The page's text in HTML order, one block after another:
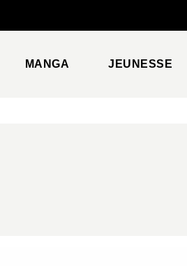
MANGA JEUNESSE